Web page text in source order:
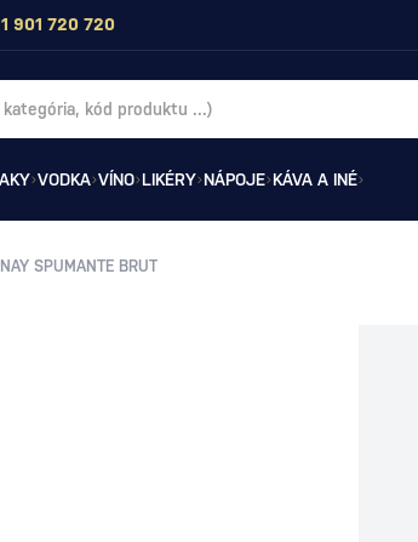
901 720 720
VODKA VÍNO LIKÉRY NÁPOJE KÁVA A INÉ
SPUMANTE BRUT